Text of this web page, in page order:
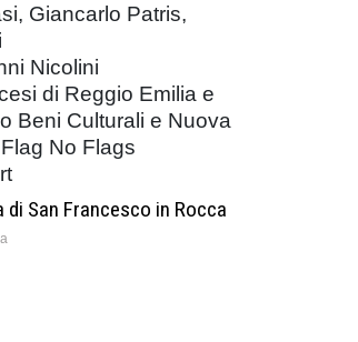
Giancarlo Patris,
Nicolini
di Reggio Emilia e
Beni Culturali e Nuova
No Flags
di San Francesco in Rocca